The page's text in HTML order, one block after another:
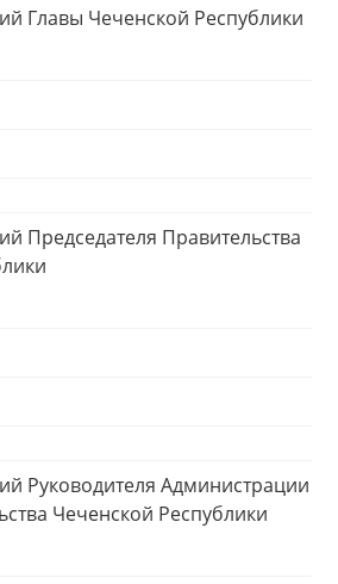
Главы Чеченской Республики
Председателя Правительства
Руководителя Администрации
Чеченской Республики